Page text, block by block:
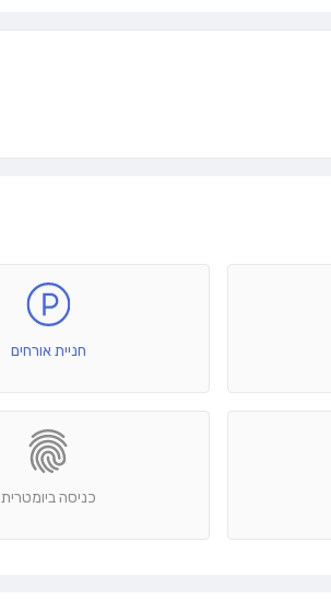
חניית אורחים
כניסה ביומטרית